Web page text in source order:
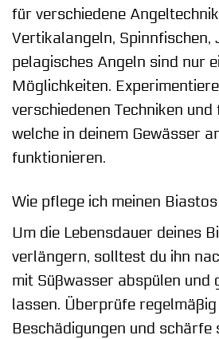
für verschiedene
Vertikalangeln, Spinnfischen,
pelagisches Angeln sind nur
Möglichkeiten.
verschiedenen Techniken und
welche in deinem Gewässer
funktionieren.
Wie pflege ich meinen
Um die Lebensdauer deines
verlängern, solltest du ihn
mit Süßwasser abspülen und
lassen. Überprüfe
Beschädigungen und schärfe